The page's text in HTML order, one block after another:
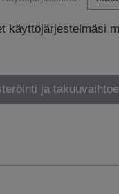
käyttöjärjestelmäsi
ja